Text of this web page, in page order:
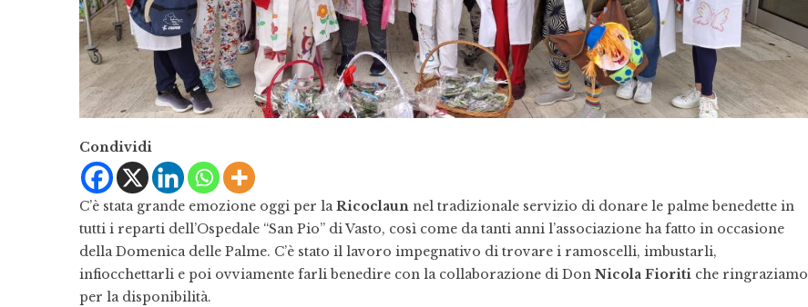
Condividi
C’è stata grande emozione oggi per laRicoclaun nel tradizionale servizio di donare le palme benedette in
tutti i reparti dell’Ospedale “San Pio” di Vasto, così come da tanti anni l’associazione ha fatto in occasione
della Domenica delle Palme. C’è stato il lavoro impegnativo di trovare i ramoscelli, imbustarli,
infiocchettarli e poi ovviamente farli benedire con la collaborazione di Don Nicola Fioriti che ringraziamo
per la disponibilità.